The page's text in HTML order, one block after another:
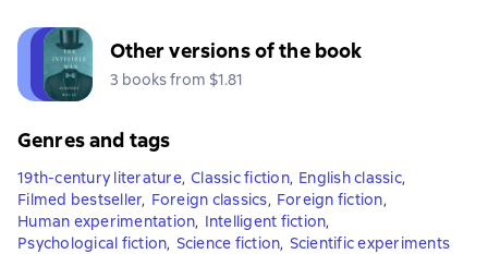
Other versions of the book
3 books from $1.81
Genres and tags
19th-century literature, Classic fiction, English classic,
Filmed bestseller, Foreign classics, Foreign fiction,
Human experimentation, Intelligent fiction,
Psychological fiction, Science fiction, Scientific experiments